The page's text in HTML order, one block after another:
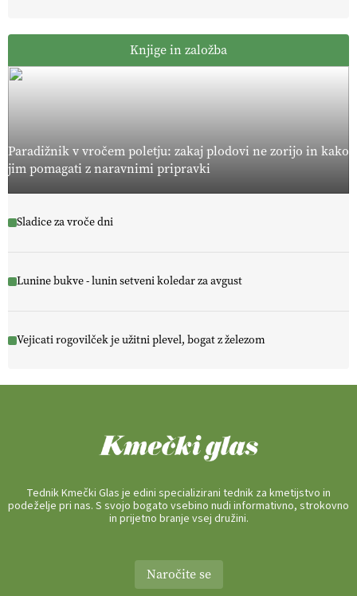
Knjige in založba
Paradižnik v vročem poletju: zakaj plodovi ne zorijo in kako
jim pomagati z naravnimi pripravki
Sladice za vroče dni
Lunine bukve - lunin setveni koledar za avgust
Vejicati rogovilček je užitni plevel, bogat z železom
Tednik Kmečki Glas je edini specializirani tednik za kmetijstvo in
podeželje pri nas. S svojo bogato vsebino nudi informativno, strokovno
in prijetno branje vsej družini.
Naročite se